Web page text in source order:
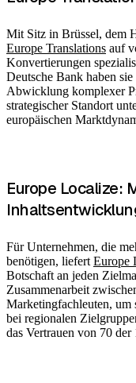
Mit Sitz in Brüssel, dem
Europe Translations auf
Konvertierungen
Deutsche Bank haben
Abwicklung komplexer
strategischer Standort
europäischen
Europe Localize:
Für Unternehmen, die
benötigen, liefert Europe
Botschaft an jeden
Zusammenarbeit
Marketingfachleuten, um
bei regionalen
das Vertrauen von 70